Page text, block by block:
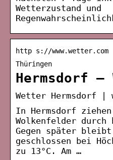
Wetterzustand und
http s://www.wetter.com
Thüringen
Hermsdorf –
Wetter Hermsdorf |
In Hermsdorf ziehen
Wolkenfelder durch
Gegen später bleibt
geschlossen bei
zu 13°C. Am …